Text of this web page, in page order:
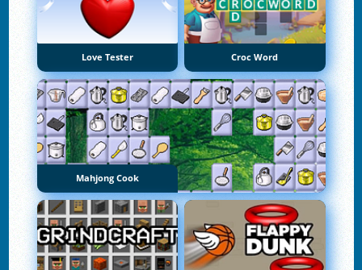
Love Tester Croc Word
Mahjong Cook